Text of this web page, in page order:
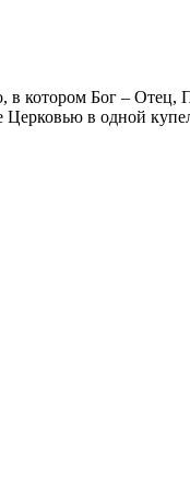
котором Бог – Отец,
Церковью в одной